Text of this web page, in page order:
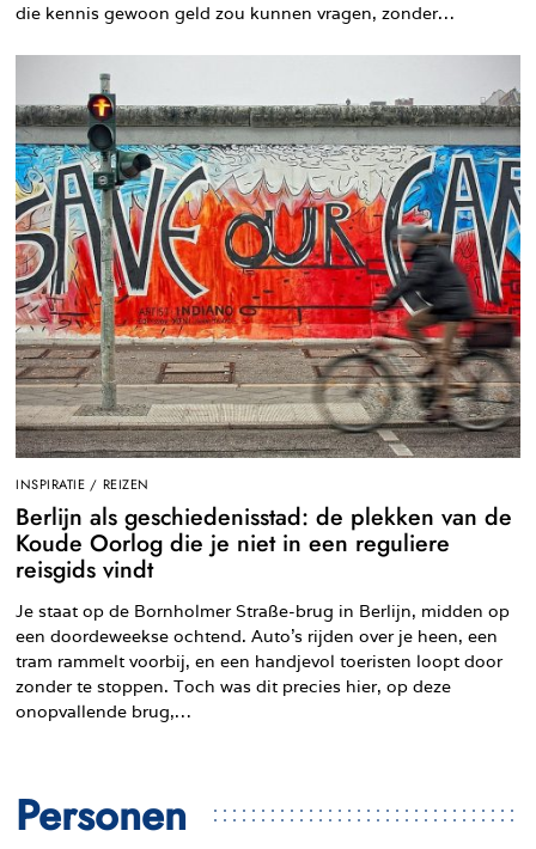
die kennis gewoon geld zou kunnen vragen, zonder…
INSPIRATIE / REIZEN
Berlijn als geschiedenisstad: de plekken van de
Koude Oorlog die je niet in een reguliere
reisgids vindt
Je staat op de Bornholmer Straße-brug in Berlijn, midden op
een doordeweekse ochtend. Auto’s rijden over je heen, een
tram rammelt voorbij, en een handjevol toeristen loopt door
zonder te stoppen. Toch was dit precies hier, op deze
onopvallende brug,…
Personen